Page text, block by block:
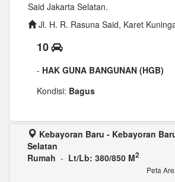
Said Jakarta Selatan.
Jl. H. R. Rasuna Said, Karet
10
- HAK GUNA BANGUNAN (HGB)
Kondisi: Bagus
Kebayoran Baru - Kebayoran
Selatan
Rumah - Lt/Lb: 380/850 M2
Peta